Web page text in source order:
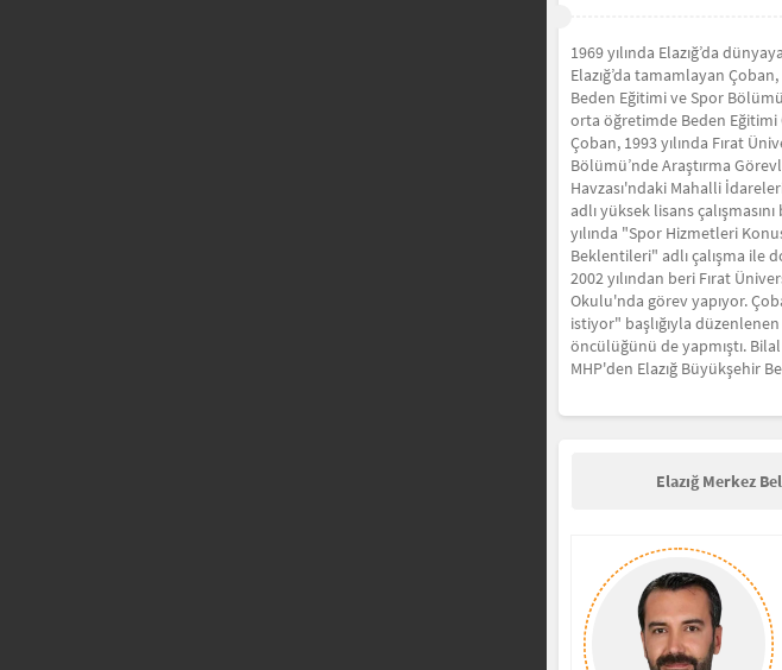
1969 yılında Elazığ’da
Elazığ’da tamamlayan
Beden Eğitimi ve Spor
orta öğretimde Beden
Çoban, 1993 yılında Fırat
Bölümü’nde Araştırma
Havzası'ndaki Mahalli
adlı yüksek lisans
yılında "Spor Hizmetleri
Beklentileri" adlı çalışma ile
2002 yılından beri Fırat
Okulu'nda görev yapıyor.
istiyor" başlığıyla
öncülüğünü de yapmıştı.
MHP'den Elazığ Büyükşehir
Elazığ Merkez